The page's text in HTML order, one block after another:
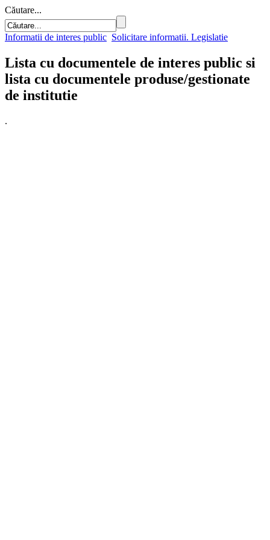
Căutare...
Informatii de interes public Solicitare informatii. Legislatie
Lista cu documentele de interes public si
lista cu documentele produse/gestionate
de institutie
.